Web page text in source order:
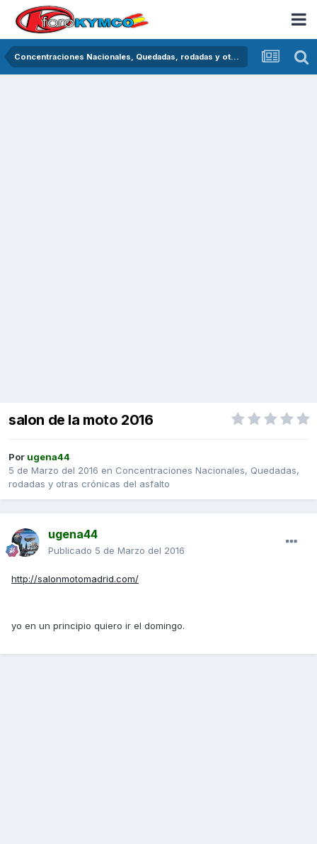
Concentraciones Nacionales, Quedadas, rodadas y otras crónicas del asfalto
salon de la moto 2016
Por ugena44
5 de Marzo del 2016 en Concentraciones Nacionales, Quedadas,
rodadas y otras crónicas del asfalto
ugena44
Publicado 5 de Marzo del 2016
http://salonmotomadrid.com/
yo en un principio quiero ir el domingo.